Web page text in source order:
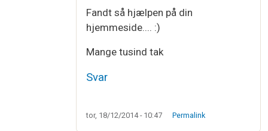
Fandt så hjælpen på din
hjemmeside.... :)
Mange tusind tak
Svar
tor, 18/12/2014 - 10:47 Permalink